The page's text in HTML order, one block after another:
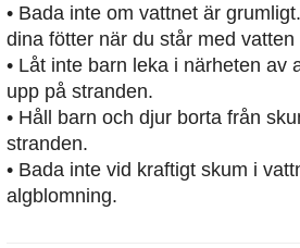
• Bada inte om vattnet är
dina fötter när du står med
• Låt inte barn leka i närheten av
upp på stranden.
• Håll barn och djur borta från
stranden.
• Bada inte vid kraftigt skum i
algblomning.